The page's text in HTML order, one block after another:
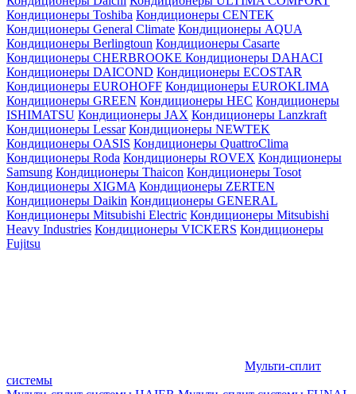
Кондиционеры Toshiba Кондиционеры CENTEK
Кондиционеры General Climate Кондиционеры AQUA
Кондиционеры Berlingtoun Кондиционеры Casarte
Кондиционеры CHERBROOKE Кондиционеры DAHACI
Кондиционеры DAICOND Кондиционеры ECOSTAR
Кондиционеры EUROHOFF Кондиционеры EUROKLIMA
Кондиционеры GREEN Кондиционеры HEC Кондиционеры
ISHIMATSU Кондиционеры JAX Кондиционеры Lanzkraft
Кондиционеры Lessar Кондиционеры NEWTEK
Кондиционеры OASIS Кондиционеры QuattroClima
Кондиционеры Roda Кондиционеры ROVEX Кондиционеры
Samsung Кондиционеры Thaicon Кондиционеры Tosot
Кондиционеры XIGMA Кондиционеры ZERTEN
Кондиционеры Daikin Кондиционеры GENERAL
Кондиционеры Mitsubishi Electric Кондиционеры Mitsubishi
Heavy Industries Кондиционеры VICKERS Кондиционеры
Fujitsu
Мульти-сплит
системы